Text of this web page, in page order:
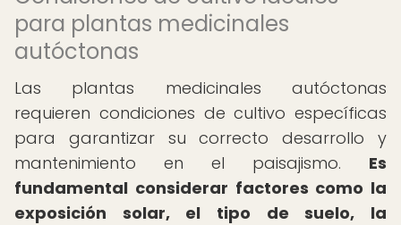
para plantas medicinales
autóctonas
Las plantas medicinales autóctonas
requieren condiciones de cultivo específicas
para garantizar su correcto desarrollo y
mantenimiento en el paisajismo. Es
fundamental considerar factores como la
exposición solar, el tipo de suelo, la